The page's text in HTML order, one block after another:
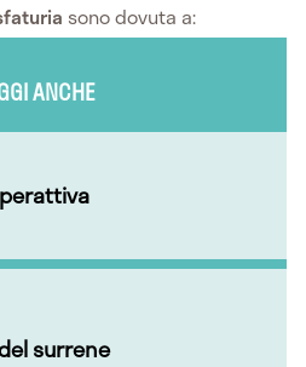
sono dovuta a:
ANCHE
surrene